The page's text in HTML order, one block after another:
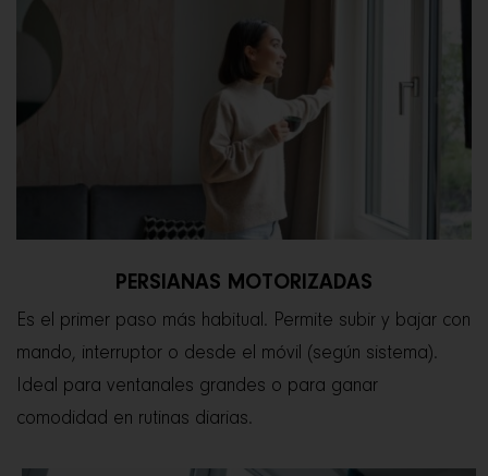
PERSIANAS MOTORIZADAS
Es el primer paso más habitual. Permite subir y bajar con
mando, interruptor o desde el móvil (según sistema).
Ideal para ventanales grandes o para ganar
comodidad en rutinas diarias.